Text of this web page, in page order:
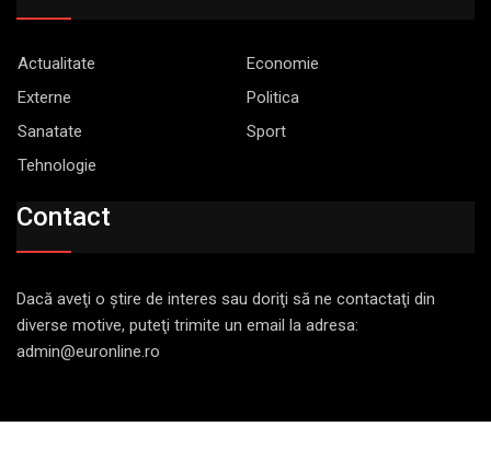
Actualitate
Economie
Externe
Politica
Sanatate
Sport
Tehnologie
Contact
Dacă aveţi o ştire de interes sau doriţi să ne contactaţi din
diverse motive, puteţi trimite un email la adresa:
admin@euronline.ro